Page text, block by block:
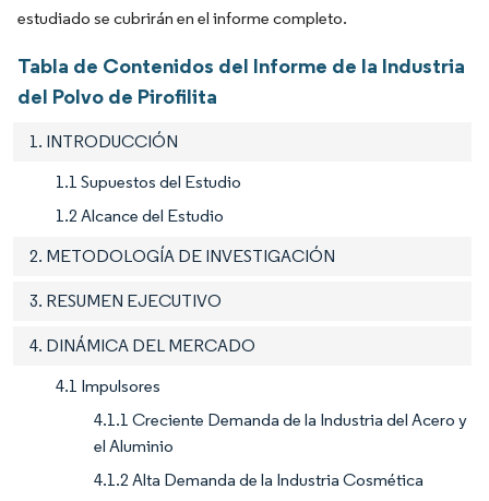
estudiado se cubrirán en el informe completo.
Tabla de Contenidos del Informe de la Industria
del Polvo de Pirofilita
1. INTRODUCCIÓN
1.1 Supuestos del Estudio
1.2 Alcance del Estudio
2. METODOLOGÍA DE INVESTIGACIÓN
3. RESUMEN EJECUTIVO
4. DINÁMICA DEL MERCADO
4.1 Impulsores
4.1.1 Creciente Demanda de la Industria del Acero y
el Aluminio
4.1.2 Alta Demanda de la Industria Cosmética